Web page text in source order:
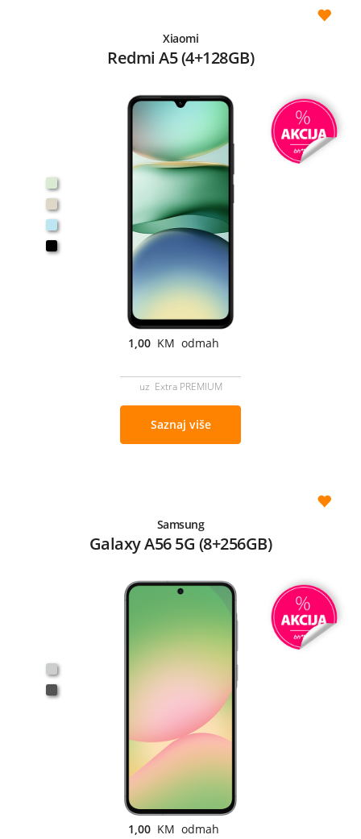
Xiaomi
Redmi A5 (4+128GB)
1,00 KM odmah
uz Extra PREMIUM
Saznaj više
Samsung
Galaxy A56 5G (8+256GB)
1,00 KM odmah